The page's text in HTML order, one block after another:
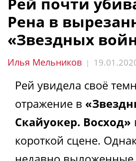
Рена в
«Звездных
Илья Мельников |
Рей увидела своё
отражение в
Скайуокер. Восход»
короткой сцене.